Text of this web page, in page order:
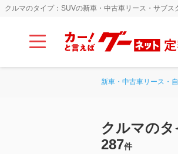
クルマのタイプ：SUVの新車・中古車リース・サブス
新車・中古車リース・
クルマの
287件